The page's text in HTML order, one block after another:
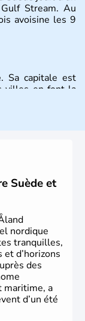
Stream. Au
avoisine les 9
Sa capitale est
villes en font la
fait partie de
Suède et
nordique
tranquilles,
d’horizons
des
maritime, a
d’un été